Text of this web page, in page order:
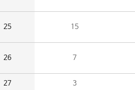
25 15
26 7
27 3